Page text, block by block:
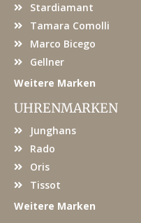
Stardiamant
Tamara Comolli
Marco Bicego
Gellner
Weitere Marken
UHRENMARKEN
Junghans
Rado
Oris
Tissot
Weitere Marken